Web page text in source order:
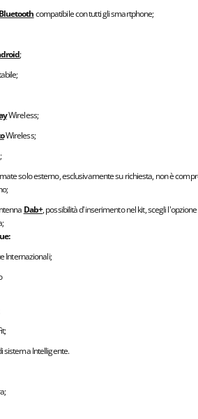
Bluetoothcompatibile con tutti gli smartphone;
;
Wireless;
Wireless;
;
solo esterno, esclusivamente su richiesta, non è
Dab+, possibilità d'inserimento nel kit, scegli
Internazionali;
sistema Intelligente.